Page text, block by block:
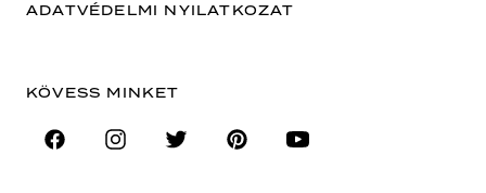
ADATVÉDELMI NYILATKOZAT
KÖVESS MINKET